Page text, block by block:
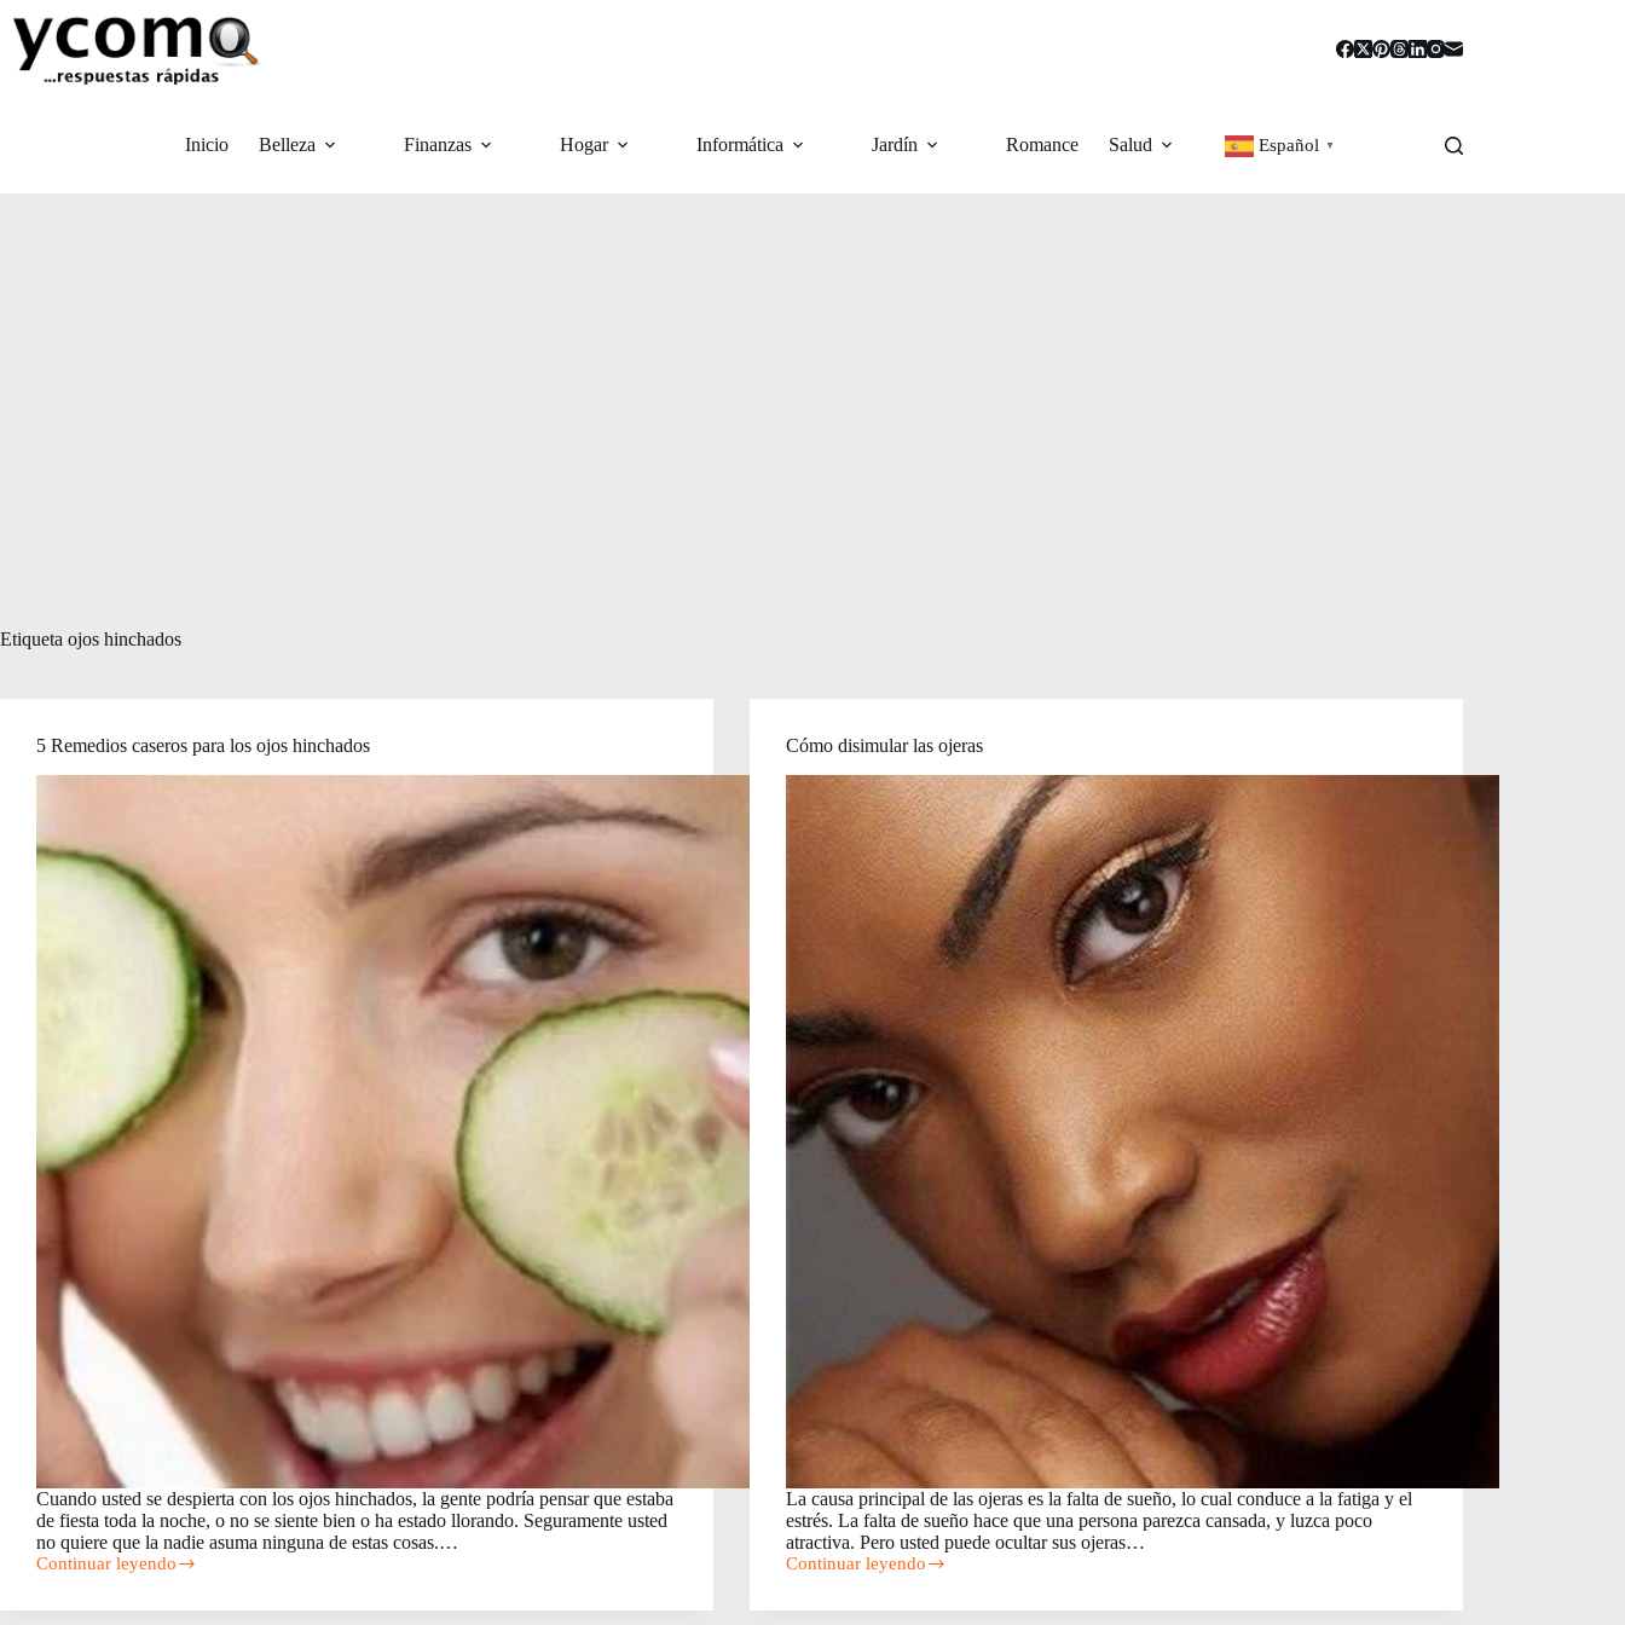
contenido
Inicio Belleza Finanzas Hogar Informática Jardín Romance Salud Español ▼
Etiqueta ojos hinchados
5 Remedios caseros para los ojos hinchados
Cuando usted se despierta con los ojos hinchados, la gente podría pensar que estaba
de fiesta toda la noche, o no se siente bien o ha estado llorando. Seguramente usted
no quiere que la nadie asuma ninguna de estas cosas.…
Continuar leyendo
5
caseros
Cómo disimular las ojeras
La causa principal de las ojeras es la falta de sueño, lo cual conduce a la fatiga y el
estrés. La falta de sueño hace que una persona parezca cansada, y luzca poco
atractiva. Pero usted puede ocultar sus ojeras…
Continuar leyendo
Cómo
las